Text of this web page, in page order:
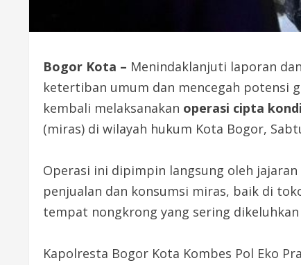
Bogor Kota – Menindaklanjuti laporan
ketertiban umum dan mencegah potensi
kembali melaksanakan operasi cipta
(miras) di wilayah hukum Kota Bogor,
Operasi ini dipimpin langsung oleh
penjualan dan konsumsi miras, baik di
tempat nongkrong yang sering dikeluhkan
Kapolresta Bogor Kota Kombes Pol Eko